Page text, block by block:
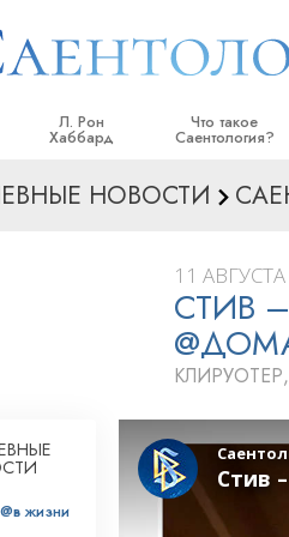
Л. Рон
Хаббард
Что такое
Саентология?
Верования и
Что саентологи
Саентологии
Познакомьтесь с
Основные
Введение в
НОВОСТИ
11
СТИВ
жизни